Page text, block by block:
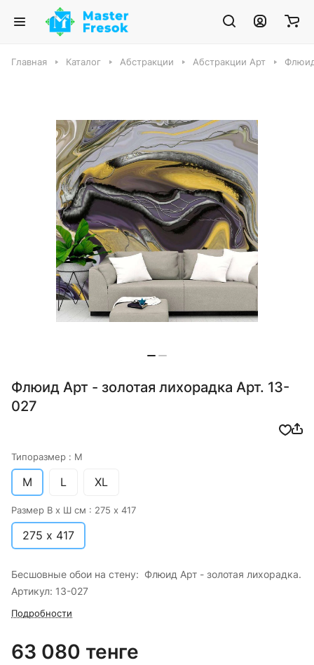
Главная Каталог Абстракции Абстракции Арт
Флюид Арт - золотая лихорадка Арт. 13-
027
Типоразмер : M
M L XL
Размер В х Ш см : 275 х 417
275 х 417
Бесшовные обои на стену: Флюид Арт - золотая лихорадка.
Артикул: 13-027
Подробности
63 080 тенге